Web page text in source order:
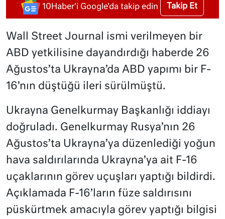
10Haber'i Google'da takip edin Takip Et
Wall Street Journal ismi verilmeyen bir
ABD yetkilisine dayandırdığı haberde 26
Ağustos’ta Ukrayna’da ABD yapımı bir F-
16’nın düştüğü ileri sürülmüştü.
Ukrayna Genelkurmay Başkanlığı iddiayı
doğruladı. Genelkurmay Rusya’nın 26
Ağustos’ta Ukrayna’ya düzenlediği yoğun
hava saldırılarında Ukrayna’ya ait F-16
uçaklarının görev uçuşları yaptığı bildirdi.
Açıklamada F-16’ların füze saldırısını
püskürtmek amacıyla görev yaptığı bilgisi